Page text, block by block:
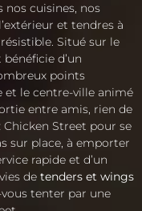
nos cuisines, nos
et tendres à
Situé sur le
d’un
points
et le centre-ville animé
entre amis, rien de
Chicken Street pour se
sur place, à emporter
rapide et d’un
de tenders et wings
vous tenter par une